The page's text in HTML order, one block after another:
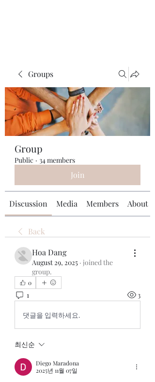
Groups
Group
Public · 34 members
Join
Discussion Media Members About
Back
Hoa Dang
August 29, 2025 · joined the
group.
0
1 3
댓글을 입력하세요.
최신순
Diego Maradona
2025년 11월 07일